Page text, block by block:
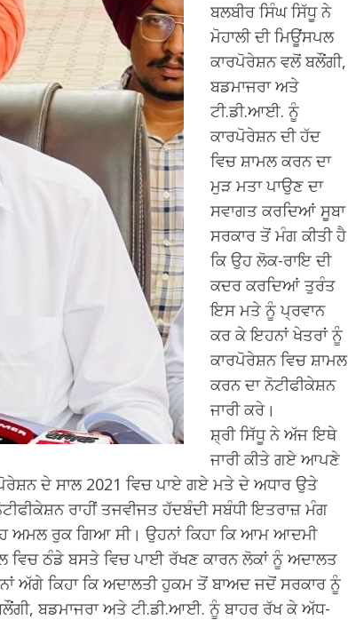
ਬਲਬੀਰ ਸਿੰਘ ਸਿੱਧੂ ਨੇ
ਮੋਹਾਲੀ ਦੀ ਮਿਊਂਸਪਲ
ਕਾਰਪੋਰੇਸ਼ਨ ਵਲੋਂ ਬਲੌਂਗੀ,
ਬਡਮਾਜਰਾ ਅਤੇ
ਟੀ.ਡੀ.ਆਈ. ਨੂੰ
ਕਾਰਪੋਰੇਸ਼ਨ ਦੀ ਹੱਦ
ਵਿਚ ਸ਼ਾਮਲ ਕਰਨ ਦਾ
ਮੁੜ ਮਤਾ ਪਾਉਣ ਦਾ
ਸਵਾਗਤ ਕਰਦਿਆਂ ਸੂਬਾ
ਸਰਕਾਰ ਤੋਂ ਮੰਗ ਕੀਤੀ ਹੈ
ਕਿ ਉਹ ਲੋਕ-ਰਾਇ ਦੀ
ਕਦਰ ਕਰਦਿਆਂ ਤੁਰੰਤ
ਇਸ ਮਤੇ ਨੂੰ ਪ੍ਰਵਾਨ
ਕਰ ਕੇ ਇਹਨਾਂ ਖੇਤਰਾਂ ਨੂੰ
ਕਾਰਪੋਰੇਸ਼ਨ ਵਿਚ ਸ਼ਾਮਲ
ਕਰਨ ਦਾ ਨੋਟੀਫੀਕੇਸ਼ਨ
ਜਾਰੀ ਕਰੇ।
ਸ਼੍ਰੀ ਸਿੱਧੂ ਨੇ ਅੱਜ ਇਥੇ
ਜਾਰੀ ਕੀਤੇ ਗਏ ਆਪਣੇ
ਦੇ ਸਾਲ 2021 ਵਿਚ ਪਾਏ ਗਏ ਮਤੇ ਦੇ ਅਧਾਰ ਉਤੇ
ਰਾਹੀਂ ਤਜਵੀਜਤ ਹੱਦਬੰਦੀ ਸਬੰਧੀ ਇਤਰਾਜ਼ ਮੰਗ
ਅਮਲ ਰੁਕ ਗਿਆ ਸੀ। ਉਹਨਾਂ ਕਿਹਾ ਕਿ ਆਮ ਆਦਮੀ
ਵਿਚ ਠੰਡੇ ਬਸਤੇ ਵਿਚ ਪਾਈ ਰੱਖਣ ਕਾਰਨ ਲੋਕਾਂ ਨੂੰ ਅਦਾਲਤ
ਅੱਗੇ ਕਿਹਾ ਕਿ ਅਦਾਲਤੀ ਹੁਕਮ ਤੋਂ ਬਾਅਦ ਜਦੋਂ ਸਰਕਾਰ ਨੂੰ
ਬਡਮਾਜਰਾ ਅਤੇ ਟੀ.ਡੀ.ਆਈ. ਨੂੰ ਬਾਹਰ ਰੱਖ ਕੇ ਅੱਧ-